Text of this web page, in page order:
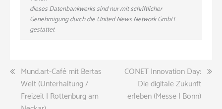
dieses Datenbankwerks sind nur mit schriftlicher
Genehmigung durch die United News Network GmbH
gestattet
Beitragsnavigation
Mund.art-Café mit Bertas
Welt (Unterhaltung /
Freizeit | Rottenburg am
CONET Innovation Day:
Die digitale Zukunft
erleben (Messe | Bonn)